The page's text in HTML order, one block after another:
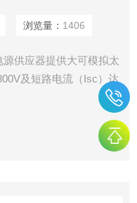
浏览量： 1406
供应器提供大可模拟太
及短路电流（Isc）达
速之设计以模拟太阳电池
、微逆变器及太阳能充
。